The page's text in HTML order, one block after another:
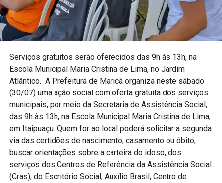
Serviços gratuitos serão oferecidos das 9h às 13h, na
Escola Municipal Maria Cristina de Lima, no Jardim
Atlântico. A Prefeitura de Maricá organiza neste sábado
(30/07) uma ação social com oferta gratuita dos serviços
municipais, por meio da Secretaria de Assistência Social,
das 9h às 13h, na Escola Municipal Maria Cristina de Lima,
em Itaipuaçu. Quem for ao local poderá solicitar a segunda
via das certidões de nascimento, casamento ou óbito;
buscar orientações sobre a carteira do idoso, dos
serviços dos Centros de Referência da Assistência Social
(Cras), do Escritório Social, Auxílio Brasil, Centro de